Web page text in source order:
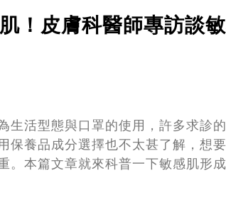
！皮膚科醫師專訪談
生活型態與口罩的使用，許多求診
保養品成分選擇也不太甚了解，想
。本篇文章就來科普一下敏感肌形